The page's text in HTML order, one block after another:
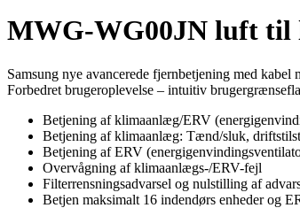
MWG-WG00JN luft
Samsung nye avancerede fjernbetjening med
Forbedret brugeroplevelse – intuitiv
Betjening af klimaanlæg/ERV
Betjening af klimaanlæg: Tænd/sluk,
Betjening af ERV
Overvågning af klimaanlægs-/ERV-fejl
Filterrensningsadvarsel og nulstilling af
Betjen maksimalt 16 indendørs enheder og